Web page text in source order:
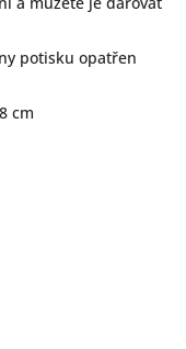
potisku opatřen
cm